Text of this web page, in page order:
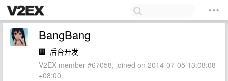
BangBang
🏢 后台开发
V2EX member #67058, joined on 2014-07-05 13:08:08
+08:00